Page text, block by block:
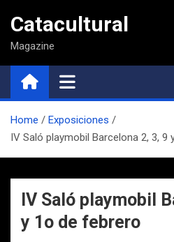
contenido
Catacultural
Magazine
Home
Exposiciones
IV Saló playmobil Barcelona 2, 3, 9
IV Saló playmobil
y 1o de febrero